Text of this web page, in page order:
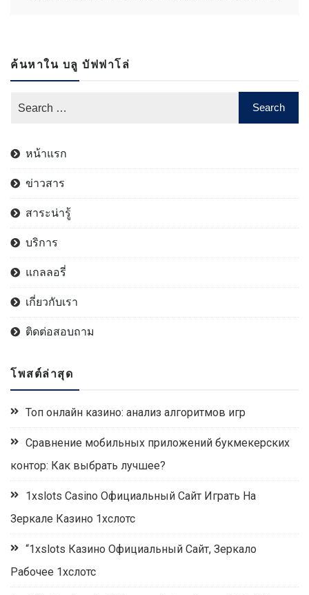
ค้นหาใน บลู บัฟฟาโล่
หน้าแรก
ข่าวสาร
สาระน่ารู้
บริการ
แกลลอรี่
เกี่ยวกับเรา
ติดต่อสอบถาม
โพสต์ล่าสุด
Топ онлайн казино: анализ алгоритмов игр
Сравнение мобильных приложений букмекерских
контор: Как выбрать лучшее?
1xslots Casino Официальный Сайт Играть На
Зеркале Казино 1хслотс
“1xslots Казино Официальный Сайт, Зеркало
Рабочее 1хслотс